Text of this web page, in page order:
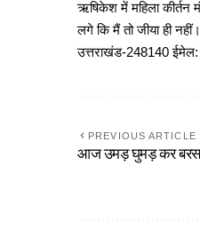
ऋषिकेश में महिला कीर्तन
लगे कि मैं तो जीया ही
उत्तराखंड-248140
PREVIOUS ARTICLE
आज उमड़ घुमड़ कर बरस